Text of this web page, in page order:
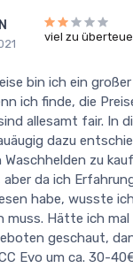
viel zu
bin ich ein
ich finde, die
allesamt fair. In
dazu
zu
aber da ich
habe, wusste
muss. Hätte ich
geschaut,
Evo um ca. 30-